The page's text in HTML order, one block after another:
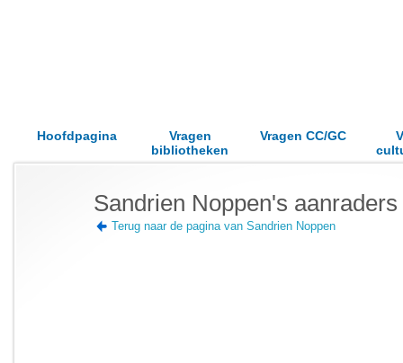
Hoofdpagina
Vragen
bibliotheken
Vragen CC/GC
Sandrien Noppen's aanraders
Terug naar de pagina van Sandrien Noppen